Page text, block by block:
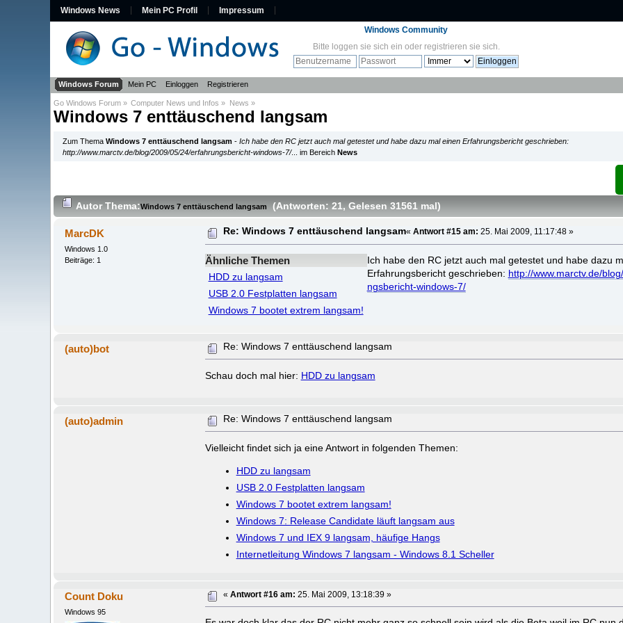
Windows News Mein PC Profil Impressum
Windows Community
Bitte loggen sie sich ein oder registrieren sie sich.
Windows Forum Mein PC Einloggen Registrieren
Go Windows Forum » Computer News und Infos » News »
Windows 7 enttäuschend langsam
Zum ThemaWindows 7 enttäuschend langsam -Ich habe den RC jetzt auch mal getestet und habe dazu mal einen Erfahrungsbericht geschrieben:
http://www.marctv.de/blog/2009/05/24/erfahrungsbericht-windows-7/... im BereichNews
AutorThema:Windows 7 enttäuschend langsam (Antworten: 21, Gelesen 31561 mal )
MarcDK
Windows 1.0
Beiträge: 1
Re: Windows 7 enttäuschend langsam«Antwort #15 am: 25. Mai 2009, 11:17:48 »
Ähnliche Themen
HDD zu langsam
USB 2.0 Festplatten langsam
Windows 7 bootet extrem langsam!
Ich habe den RC jetzt auch mal getestet und habe dazu
Erfahrungsbericht geschrieben: http://www.marctv.de/
ngsbericht-windows-7/
(auto)bot Re: Windows 7 enttäuschend langsam
Schau doch mal hier: HDD zu langsam
(auto)admin Re: Windows 7 enttäuschend langsam
Vielleicht findet sich ja eine Antwort in folgenden Themen:
HDD zu langsam
USB 2.0 Festplatten langsam
Windows 7 bootet extrem langsam!
Windows 7: Release Candidate läuft langsam aus
Windows 7 und IEX 9 langsam, häufige Hangs
Internetleitung Windows 7 langsam - Windows 8.1 Scheller
Count Doku
Windows 95
«Antwort #16 am: 25. Mai 2009, 13:18:39 »